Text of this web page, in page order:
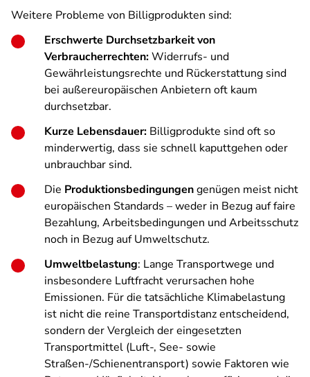
Weitere Probleme von Billigprodukten sind:
Erschwerte Durchsetzbarkeit von
Verbraucherrechten:Widerrufs- und
Gewährleistungsrechte und Rückerstattung sind
bei außereuropäischen Anbietern oft kaum
durchsetzbar.
Kurze Lebensdauer: Billigprodukte sind oft so
minderwertig, dass sie schnell kaputtgehen oder
unbrauchbar sind.
Die Produktionsbedingungengenügen meist nicht
europäischen Standards – weder in Bezug auf faire
Bezahlung, Arbeitsbedingungen und Arbeitsschutz
noch in Bezug auf Umweltschutz.
Umweltbelastung: Lange Transportwege und
insbesondere Luftfracht verursachen hohe
Emissionen. Für die tatsächliche Klimabelastung
ist nicht die reine Transportdistanz entscheidend,
sondern der Vergleich der eingesetzten
Transportmittel (Luft-, See- sowie
Straßen-/Schienentransport) sowie Faktoren wie